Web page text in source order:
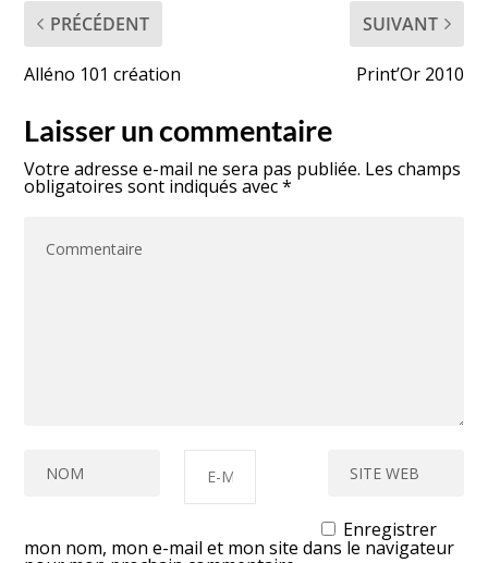
PRÉCÉDENT
Alléno 101 création
SUIVANT
Print’Or 2010
Laisser un commentaire
Votre adresse e-mail ne sera pas publiée. Les champs
obligatoires sont indiqués avec*
Enregistrer
mon nom, mon e-mail et mon site dans le navigateur